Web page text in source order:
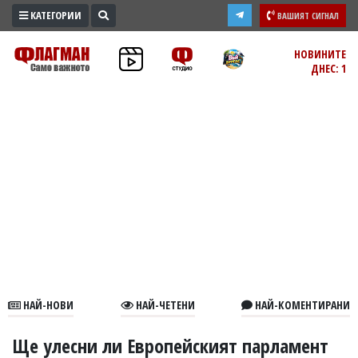
ПРОМО
ЗОНА
В
КАТЕГОРИИ ВАШИЯТ СИГНАЛ
НОВИНИТЕ
ДНЕС: 1
НАЙ-НОВИ НАЙ-ЧЕТЕНИ НАЙ-КОМЕНТИРАНИ
Ще улесни ли Европейският парламент